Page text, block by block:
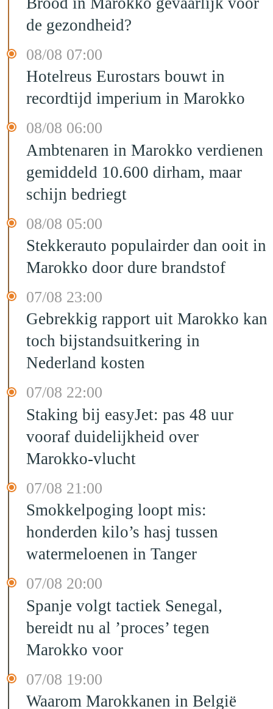
de gezondheid?
08/08 07:00
Hotelreus Eurostars bouwt in
recordtijd imperium in Marokko
08/08 06:00
Ambtenaren in Marokko verdienen
gemiddeld 10.600 dirham, maar
schijn bedriegt
08/08 05:00
Stekkerauto populairder dan ooit in
Marokko door dure brandstof
07/08 23:00
Gebrekkig rapport uit Marokko kan
toch bijstandsuitkering in
Nederland kosten
07/08 22:00
Staking bij easyJet: pas 48 uur
vooraf duidelijkheid over
Marokko-vlucht
07/08 21:00
Smokkelpoging loopt mis:
honderden kilo’s hasj tussen
watermeloenen in Tanger
07/08 20:00
Spanje volgt tactiek Senegal,
bereidt nu al ’proces’ tegen
Marokko voor
07/08 19:00
Waarom Marokkanen in België